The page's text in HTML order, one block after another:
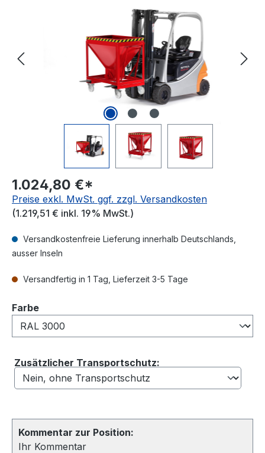
1.024,80 €*
Preise exkl. MwSt. ggf. zzgl. Versandkosten
(1.219,51 € inkl. 19% MwSt.)
Versandkostenfreie Lieferung innerhalb Deutschlands,
ausser Inseln
Versandfertig in 1 Tag, Lieferzeit 3-5 Tage
Farbeauswählen
Zusätzlicher Transportschutz:
Kommentar zur Position:
Ihr Kommentar